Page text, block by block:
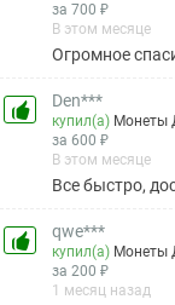
за 700 ₽
В этом месяце
Огромное
Den***
купил(а) Монеты
за 600 ₽
В этом месяце
Все быстро,
qwe***
купил(а) Монеты
за 200 ₽
1 месяц назад